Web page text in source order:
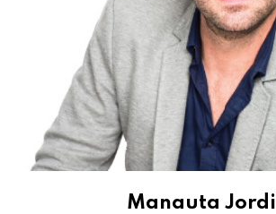
Manauta Jordi